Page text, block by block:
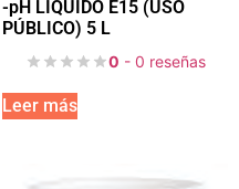
-pH LÍQUIDO E15 (USO
PÚBLICO) 5 L
0 - 0 reseñas
Leer más